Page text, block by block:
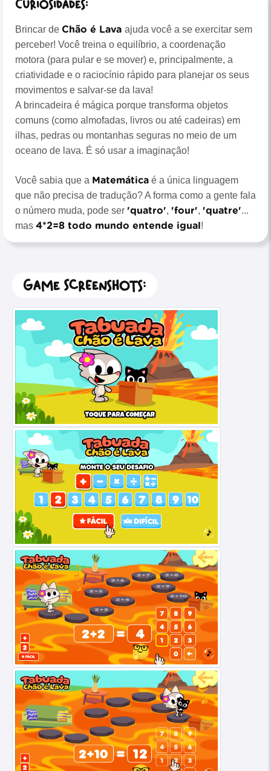
Curiosidades:
Brincar de Chão é Lava ajuda você a se exercitar sem
perceber! Você treina o equilíbrio, a coordenação
motora (para pular e se mover) e, principalmente, a
criatividade e o raciocínio rápido para planejar os seus
movimentos e salvar-se da lava!
A brincadeira é mágica porque transforma objetos
comuns (como almofadas, livros ou até cadeiras) em
ilhas, pedras ou montanhas seguras no meio de um
oceano de lava. É só usar a imaginação!
Você sabia que a Matemática é a única linguagem
que não precisa de tradução? A forma como a gente fala
o número muda, pode ser 'quatro', 'four', 'quatre'...
mas 4*2=8 todo mundo entende igual!
Game Screenshots: